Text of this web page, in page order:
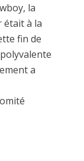
la
était à la
fin de
a